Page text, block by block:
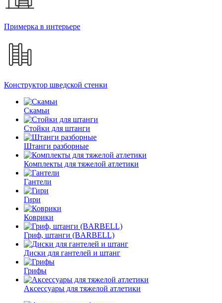
Примерка в интерьере
Конструктор шведской стенки
Скамьи
Стойки для штанги
Штанги разборные
Комплекты для тяжелой атлетики
Гантели
Гири
Коврики
Гриф, штанги (BARBELL)
Диски для гантелей и штанг
Грифы
Аксессуары для тяжелой атлетики